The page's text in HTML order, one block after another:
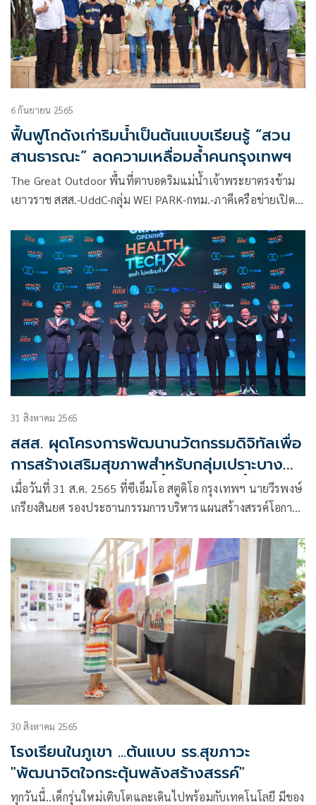
6 กันยายน 2565
ฟื้นฟูโกดังเก่าริมน้ำเป็นต้นแบบเรียนรู้ “สวน
สานธารณะ” ลดความเหลื่อมล้ำคนกรุงเทพฯ
The Great Outdoor พื้นที่ตาบอดริมแม่น้ำเจ้าพระยาตรงข้าม
เยาวราช สสส.-UddC-กลุ่ม WE! PARK-กทม.-ภาคีเครือข่ายเปิด
31 สิงหาคม 2565
สสส. ผุดโครงการพัฒนานวัตกรรมดิจิทัลเพื่อ
การสร้างเสริมสุขภาพสำหรับกลุ่มเปราะบาง
“HEALTHTECH X สุขล้ำ ไม่เหลื่อมล้ำ” โด
เมื่อวันที่ 31 ส.ค. 2565 ที่ซีเอ็มโอ สตูดิโอ กรุงเทพฯ นายวีรพงษ์
เกรียงสินยศ รองประธานกรรมการบริหารแผนสร้างสรรค์โอกาส
ภาพ (สสส.)
30 สิงหาคม 2565
โรงเรียนในภูเขา ...ต้นแบบ รร.สุขภาวะ
"พัฒนาจิตใจกระตุ้นพลังสร้างสรรค์"
ทุกวันนี้..เด็กรุ่นใหม่เติบโตและเดินไปพร้อมกับเทคโนโลยี มีของ